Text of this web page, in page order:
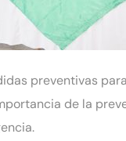
preventivas
de la